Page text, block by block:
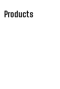
Products